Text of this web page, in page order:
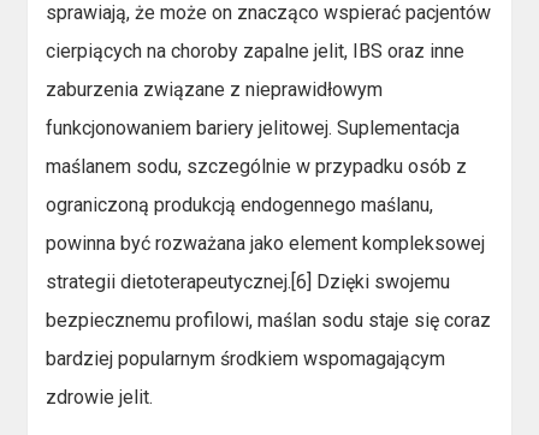
sprawiają, że może on znacząco wspierać pacjentów
cierpiących na choroby zapalne jelit, IBS oraz inne
zaburzenia związane z nieprawidłowym
funkcjonowaniem bariery jelitowej. Suplementacja
maślanem sodu, szczególnie w przypadku osób z
ograniczoną produkcją endogennego maślanu,
powinna być rozważana jako element kompleksowej
strategii dietoterapeutycznej.[6] Dzięki swojemu
bezpiecznemu profilowi, maślan sodu staje się coraz
bardziej popularnym środkiem wspomagającym
zdrowie jelit.